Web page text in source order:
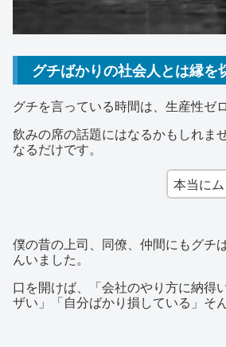
グチばかりの社会人とは縁を
グチを言っている時間は、生産性ゼ
飲みの席の話題にはなるかもしれま
なるだけです。
本当にム
僕の昔の上司、同僚、仲間にもグチ
んいました。
口を開けば、「会社のやり方に納得
ザい」「自分ばかり損している」そ